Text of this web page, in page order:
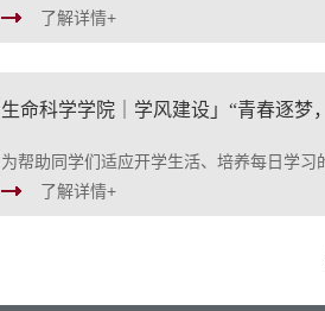
了解详情+
生命科学学院｜学风建设」“青春逐
为帮助同学们适应开学生活、培养每日学习
了解详情+